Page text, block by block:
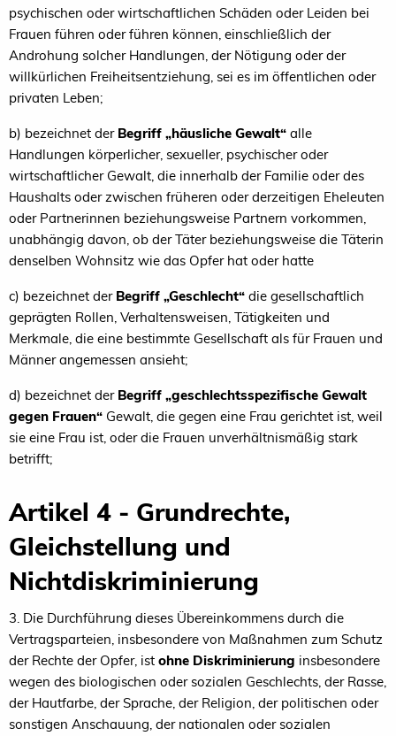
psychischen oder wirtschaftlichen Schäden oder Leiden bei
Frauen führen oder führen können, einschließlich der
Androhung solcher Handlungen, der Nötigung oder der
willkürlichen Freiheitsentziehung, sei es im öffentlichen oder
privaten Leben;
b) bezeichnet der Begriff „häusliche Gewalt“ alle
Handlungen körperlicher, sexueller, psychischer oder
wirtschaftlicher Gewalt, die innerhalb der Familie oder des
Haushalts oder zwischen früheren oder derzeitigen Eheleuten
oder Partnerinnen beziehungsweise Partnern vorkommen,
unabhängig davon, ob der Täter beziehungsweise die Täterin
denselben Wohnsitz wie das Opfer hat oder hatte
c) bezeichnet der Begriff „Geschlecht“ die gesellschaftlich
geprägten Rollen, Verhaltensweisen, Tätigkeiten und
Merkmale, die eine bestimmte Gesellschaft als für Frauen und
Männer angemessen ansieht;
d) bezeichnet der Begriff „geschlechtsspezifische Gewalt
gegen Frauen“ Gewalt, die gegen eine Frau gerichtet ist, weil
sie eine Frau ist, oder die Frauen unverhältnismäßig stark
betrifft;
Artikel 4 - Grundrechte,
Gleichstellung und
Nichtdiskriminierung
3. Die Durchführung dieses Übereinkommens durch die
Vertragsparteien, insbesondere von Maßnahmen zum Schutz
der Rechte der Opfer, ist ohne Diskriminierung insbesondere
wegen des biologischen oder sozialen Geschlechts, der Rasse,
der Hautfarbe, der Sprache, der Religion, der politischen oder
sonstigen Anschauung, der nationalen oder sozialen